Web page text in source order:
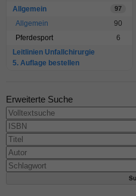
Allgemein 97
Allgemein
90
Pferdesport
6
Leitlinien Unfallchirurgie
5. Auflage bestellen
Erweiterte Suche